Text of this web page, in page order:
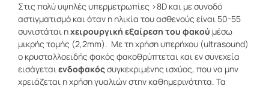
Στις πολύ υψηλές υπερμετρωπίες >8D και με συνοδό
αστιγματισμό και όταν η ηλικία του ασθενούς είναι 50-55
συνιστάται ηχειρουργική εξαίρεση του φακού μέσω
μικρής τομής (2,2mm). Mε τη χρήση υπερήχου (ultrasound)
ο κρυσταλλοειδής φακός φακοθρύπτεται και εν συνεχεία
εισάγεταιενδοφακόςσυγκεκριμένης ισχύος, που να μην
χρειάζεται η χρήση γυαλιών στην καθημερινότητα. Τα